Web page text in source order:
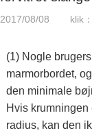
2017/08/08 klik
(1) Nogle
marmorbordet,
den minimale
Hvis
radius, kan den